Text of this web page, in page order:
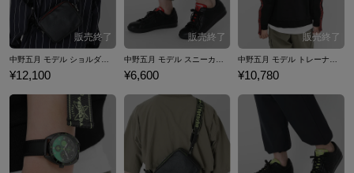
¥12,100 ¥6,600 ¥10,780